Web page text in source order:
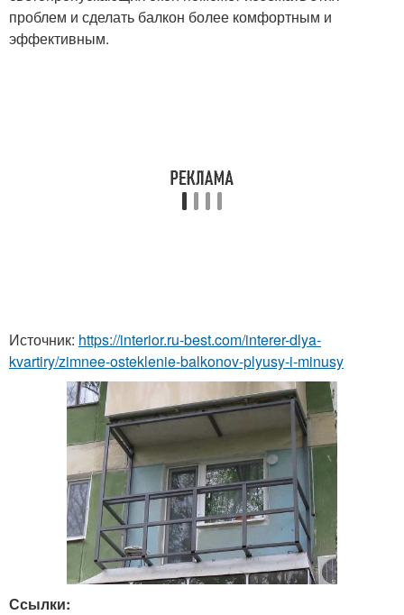
проблем и сделать балкон более комфортным и
эффективным.
Источник: https://interior.ru-best.com/interer-dlya-
kvartiry/zimnee-osteklenie-balkonov-plyusy-i-minusy
Ссылки: